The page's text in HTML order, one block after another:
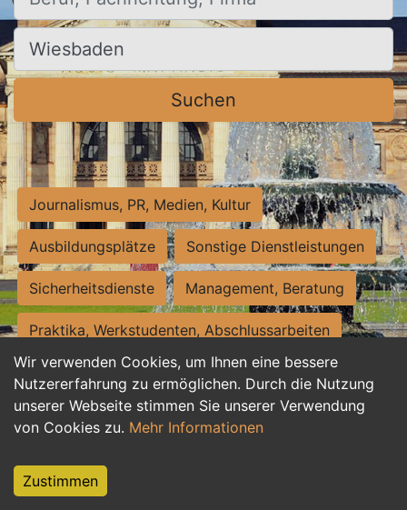
Wir verwenden Cookies, um Ihnen eine bessere
Nutzererfahrung zu ermöglichen. Durch die Nutzung
unserer Webseite stimmen Sie unserer Verwendung
von Cookies zu. Mehr Informationen
Zustimmen
Ort, Stadt
Suchen
Journalismus, PR, Medien, Kultur
Ausbildungsplätze Sonstige Dienstleistungen
Sicherheitsdienste Management, Beratung
Praktika, Werkstudenten, Abschlussarbeiten
Personalwesen Assistenz, Sekretariat
Hilfskräfte, Aushilfs- und Nebenjobs
Weiterbildung, Studium, duale Ausbildung